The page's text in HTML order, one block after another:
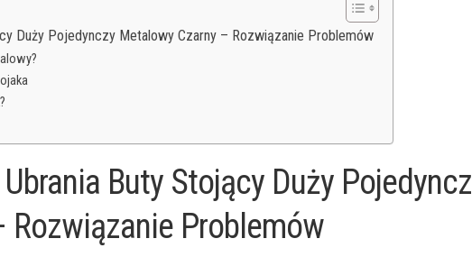
Duży Pojedynczy Metalowy Czarny – Rozwiązanie Problemów
Buty Stojący Duży
Rozwiązanie Problemów